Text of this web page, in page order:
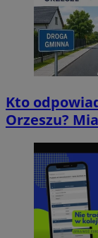
Kto
Orzeszu?